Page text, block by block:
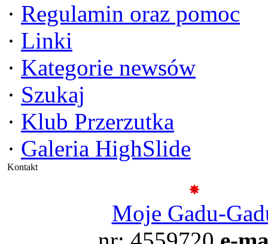
· Regulamin oraz pomoc
· Linki
· Kategorie newsów
· Szukaj
· Klub Przerzutka
· Galeria HighSlide
Kontakt
Moje Gadu-